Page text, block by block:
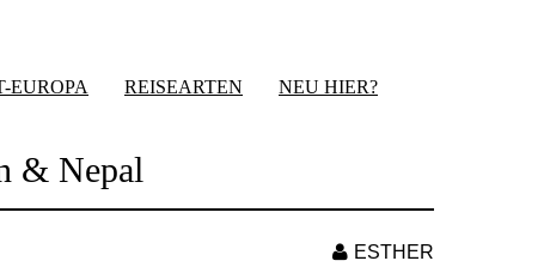
EUROPA REISEARTEN NEU HIER?
& Nepal
ESTHER